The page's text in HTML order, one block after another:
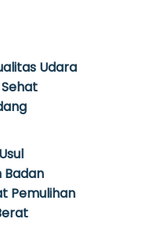
Udara
Badan
Pemulihan